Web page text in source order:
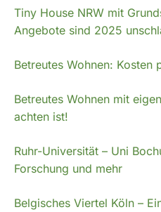
Tiny House NRW mit
Angebote sind 2025
Betreutes Wohnen: Kosten
Betreutes Wohnen mit
achten ist!
Ruhr-Universität – Uni
Forschung und mehr
Belgisches Viertel Köln –